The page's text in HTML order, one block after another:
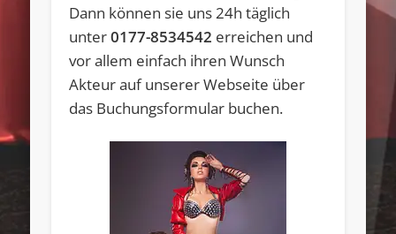
Dann können sie uns 24h täglich
unter0177-8534542 erreichen und
vor allem einfach ihren Wunsch
Akteur auf unserer Webseite über
das Buchungsformular buchen.